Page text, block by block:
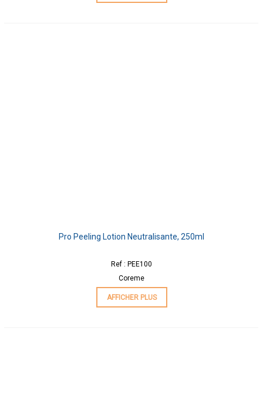
Pro Peeling Lotion Neutralisante, 250ml
Ref : PEE100
Coreme
AFFICHER PLUS